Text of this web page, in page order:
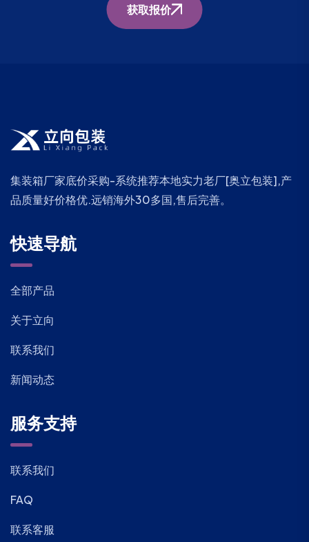
获取报价
集装箱厂家底价采购-系统推荐本地实力老厂[奥立包装],产
品质量好价格优.远销海外30多国,售后完善。
快速导航
全部产品
关于立向
联系我们
新闻动态
服务支持
联系我们
FAQ
联系客服